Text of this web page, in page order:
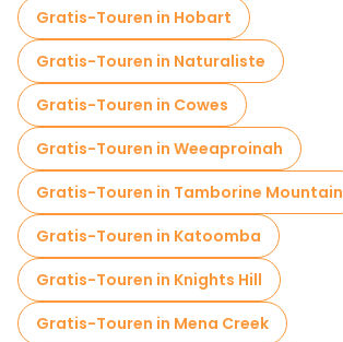
Gratis-Touren in Hobart
Gratis-Touren in Naturaliste
Gratis-Touren in Cowes
Gratis-Touren in Weeaproinah
Gratis-Touren in Tamborine Mountain
Gratis-Touren in Katoomba
Gratis-Touren in Knights Hill
Gratis-Touren in Mena Creek